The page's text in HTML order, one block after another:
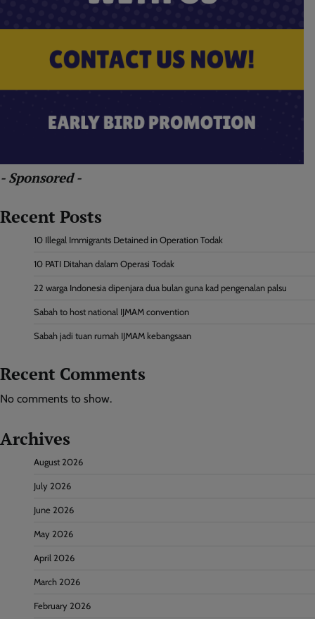
- Sponsored -
Recent Posts
10 Illegal Immigrants Detained in Operation Todak
10 PATI Ditahan dalam Operasi Todak
22 warga Indonesia dipenjara dua bulan guna kad pengenalan palsu
Sabah to host national IJMAM convention
Sabah jadi tuan rumah IJMAM kebangsaan
Recent Comments
No comments to show.
Archives
August 2026
July 2026
June 2026
May 2026
April 2026
March 2026
February 2026